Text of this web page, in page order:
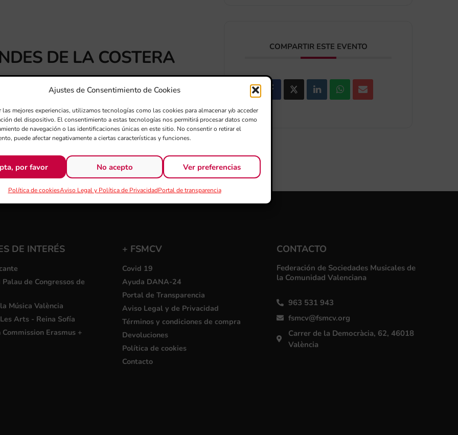
Ajustes de Consentimiento de Cookies
las mejores experiencias, utilizamos tecnologías como las cookies para almacenar y/o acceder
del dispositivo. El consentimiento a estas tecnologías nos permitirá procesar datos como
de navegación o las identificaciones únicas en este sitio. No consentir o retirar el
puede afectar negativamente a ciertas características y funciones.
por favor No acepto Ver preferencias
Política de cookiesAviso Legal y Política de PrivacidadPortal de transparencia
DE LA COSTERA
+ exportación iCal / Outlook
COMPARTIR ESTE EVENTO
DE INTERÉS
de Congressos de
Música València
Arts - Reina Sofía
Commission Erasmus +
+ FSMCV
Covid 19
Ayuda DANA-24
Portal de Transparencia
Aviso Legal y de Privacidad
Términos y condiciones de compra
Devoluciones
Política de cookies
Contacto
CONTACTO
Federación de Sociedades Musicales de
la Comunidad Valenciana
963 531 943
fsmcv@fsmcv.org
Carrer de la Democràcia, 62, 46018
València